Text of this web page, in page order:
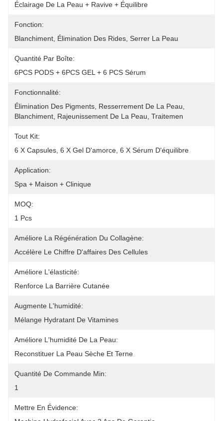
Éclairage De La Peau + Ravive + Équilibre
Fonction:
Blanchiment, Élimination Des Rides, Serrer La Peau
Quantité Par Boîte:
6PCS PODS + 6PCS GEL + 6 PCS Sérum
Fonctionnalité:
Élimination Des Pigments, Resserrement De La Peau,
Blanchiment, Rajeunissement De La Peau, Traitemen
Tout Kit:
6 X Capsules, 6 X Gel D'amorce, 6 X Sérum D'équilibre
Application:
Spa + Maison + Clinique
MOQ:
1 Pcs
Améliore La Régénération Du Collagène:
Accélère Le Chiffre D'affaires Des Cellules
Améliore L'élasticité:
Renforce La Barrière Cutanée
Augmente L'humidité:
Mélange Hydratant De Vitamines
Améliore L'humidité De La Peau:
Reconstituer La Peau Sèche Et Terne
Quantité De Commande Min:
1
Mettre En Évidence: